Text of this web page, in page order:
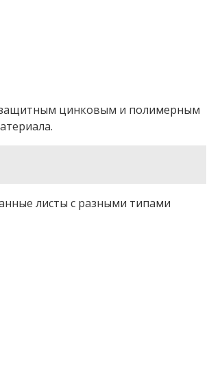
защитным цинковым и полимерным
листы с разными типами